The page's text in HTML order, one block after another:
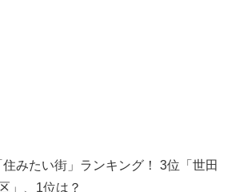
みたい街」ランキング！ 3位「世田
」、1位は？